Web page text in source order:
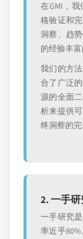
在GMI，
格验证和
洞察、趋
的经验丰富
我们的方
合了广泛
源的全面
析来提供
终洞察的完
2. 一手
一手研究
率近乎